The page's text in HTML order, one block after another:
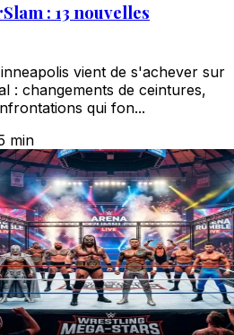
: 13 nouvelles
vient de s'achever sur
: changements de ceintures,
qui fon...
min